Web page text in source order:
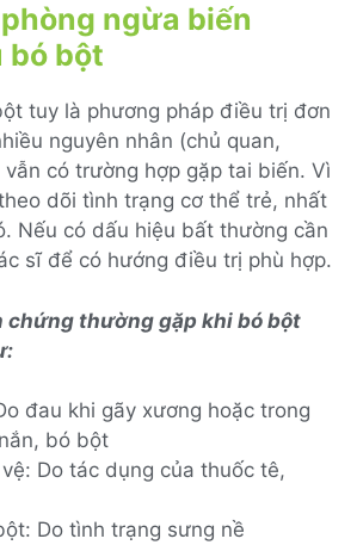
ngừa biến
bó bột
tuy là phương pháp điều trị đơn
nguyên nhân (chủ quan,
vẫn có trường hợp gặp tai biến. Vì
dõi tình trạng cơ thể trẻ, nhất
Nếu có dấu hiệu bất thường cần
sĩ để có hướng điều trị phù hợp.
chứng thường gặp khi bó bột
đau khi gãy xương hoặc trong
bó bột
Do tác dụng của thuốc tê,
Do tình trạng sưng nề